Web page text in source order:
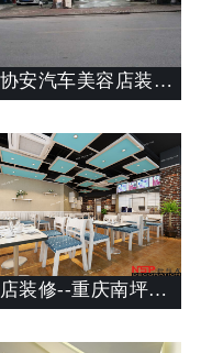
重庆协安汽车美容店装修完工案例_店面设计思路_斯戴特工装公司
甜品店装修--重庆南坪芋尚爱甜品店装修